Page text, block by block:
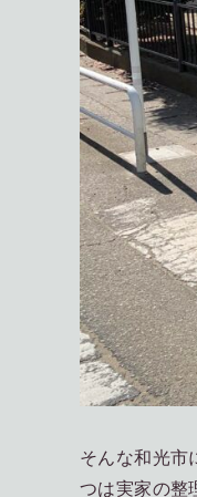
そんな和光市
つは実家の整